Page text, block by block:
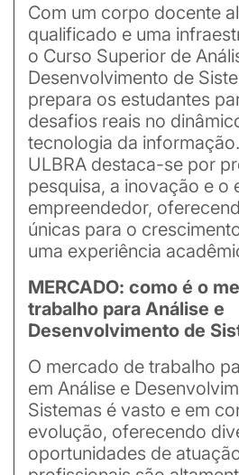
Com um corpo docente
qualificado e uma
o Curso Superior de
Desenvolvimento de
prepara os estudantes
desafios reais no
tecnologia da
ULBRA destaca-se por
pesquisa, a inovação e o
empreendedor,
únicas para o
uma experiência
MERCADO: como é o
trabalho para Análise e
Desenvolvimento de
O mercado de trabalho
em Análise e
Sistemas é vasto e em
evolução, oferecendo
oportunidades de